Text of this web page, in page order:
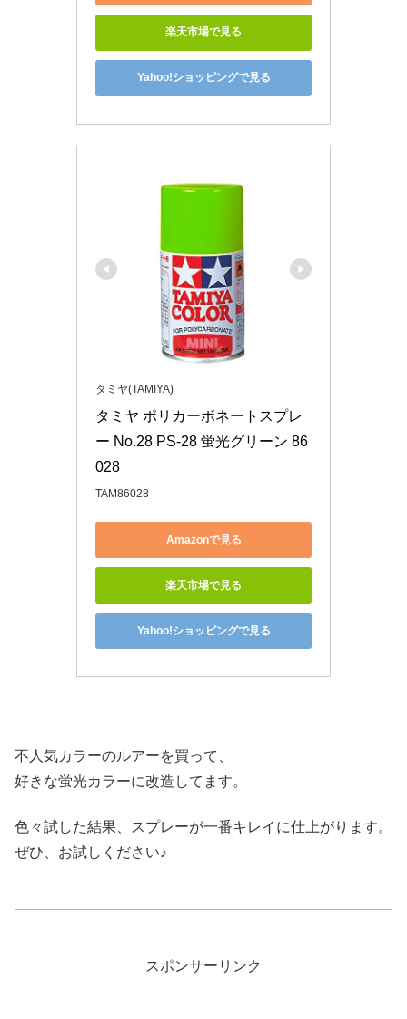
楽天市場で見る
Yahoo!ショッピングで見る
タミヤ(TAMIYA)
タミヤ ポリカーボネートスプレ
ー No.28 PS-28 蛍光グリーン 86
028
TAM86028
Amazonで見る
楽天市場で見る
Yahoo!ショッピングで見る
不人気カラーのルアーを買って、
好きな蛍光カラーに改造してます。
色々試した結果、スプレーが一番キレイに仕上がります。
ぜひ、お試しください♪
スポンサーリンク